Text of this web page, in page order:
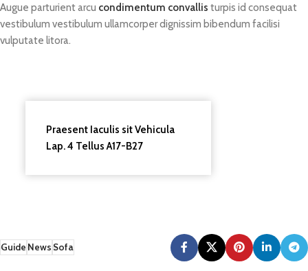
Augue parturient arcu condimentum convallis turpis id consequat
vestibulum vestibulum ullamcorper dignissim bibendum facilisi
vulputate litora.
Praesent Iaculis sit Vehicula
Lap. 4 Tellus A17-B27
GuideNewsSofa